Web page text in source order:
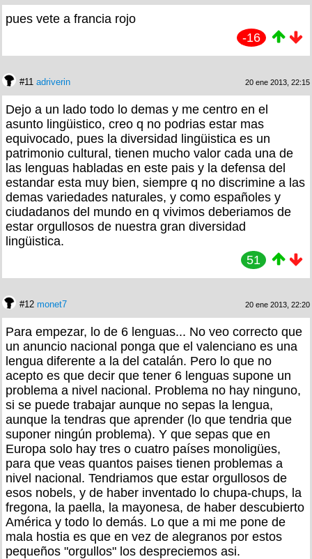
pues vete a francia rojo
-16
#11 adriverin 20 ene 2013, 22:15
Dejo a un lado todo lo demas y me centro en el
asunto lingüistico, creo q no podrias estar mas
equivocado, pues la diversidad lingüistica es un
patrimonio cultural, tienen mucho valor cada una de
las lenguas habladas en este pais y la defensa del
estandar esta muy bien, siempre q no discrimine a las
demas variedades naturales, y como españoles y
ciudadanos del mundo en q vivimos deberiamos de
estar orgullosos de nuestra gran diversidad
lingüistica.
51
#12 monet7 20 ene 2013, 22:20
Para empezar, lo de 6 lenguas... No veo correcto que
un anuncio nacional ponga que el valenciano es una
lengua diferente a la del catalán. Pero lo que no
acepto es que decir que tener 6 lenguas supone un
problema a nivel nacional. Problema no hay ninguno,
si se puede trabajar aunque no sepas la lengua,
aunque la tendras que aprender (lo que tendria que
suponer ningún problema). Y que sepas que en
Europa solo hay tres o cuatro países monoligües,
para que veas quantos paises tienen problemas a
nivel nacional. Tendriamos que estar orgullosos de
esos nobels, y de haber inventado lo chupa-chups, la
fregona, la paella, la mayonesa, de haber descubierto
América y todo lo demás. Lo que a mi me pone de
mala hostia es que en vez de alegranos por estos
pequeños "orgullos" los despreciemos asi.